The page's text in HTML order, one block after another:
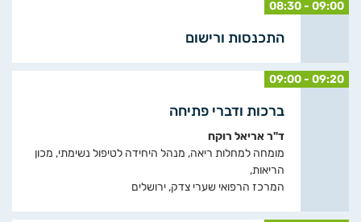
08:30 - 09:00
התכנסות ורישום
09:00 - 09:20
ברכות ודברי פתיחה
ד"ר אריאל רוקח
מומחה למחלות ריאה, מנהל היחידה לטיפול נשימתי, מכון
הריאות,
המרכז הרפואי שערי צדק, ירושלים